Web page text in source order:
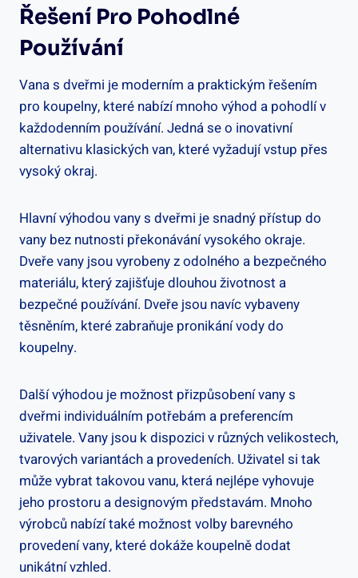
Řešení Pro Pohodlné
Používání
Vana s dveřmi je moderním a praktickým řešením
pro koupelny, které nabízí mnoho výhod a pohodlí v
každodenním používání. Jedná se o inovativní
alternativu klasických van, které vyžadují vstup přes
vysoký okraj.
Hlavní výhodou vany s dveřmi je snadný přístup do
vany bez nutnosti překonávání vysokého okraje.
Dveře vany jsou vyrobeny z odolného a bezpečného
materiálu, který zajišťuje dlouhou životnost a
bezpečné používání. Dveře jsou navíc vybaveny
těsněním, které zabraňuje pronikání vody do
koupelny.
Další výhodou je možnost přizpůsobení vany s
dveřmi individuálním potřebám a preferencím
uživatele. Vany jsou k dispozici v různých velikostech,
tvarových variantách a provedeních. Uživatel si tak
může vybrat takovou vanu, která nejlépe vyhovuje
jeho prostoru a designovým představám. Mnoho
výrobců nabízí také možnost volby barevného
provedení vany, které dokáže koupelně dodat
unikátní vzhled.